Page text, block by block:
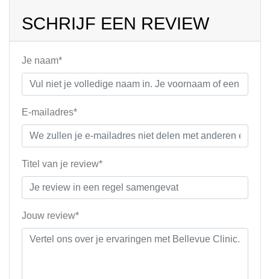
SCHRIJF EEN REVIEW
Je naam*
E-mailadres*
Titel van je review*
Jouw review*